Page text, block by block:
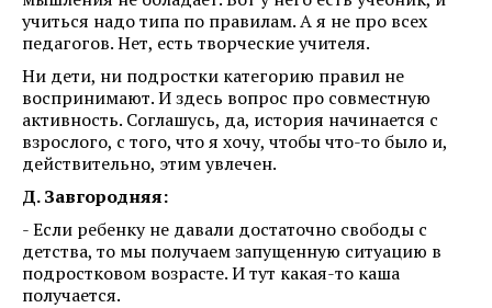
учиться надо типа по правилам. А я не про всех
педагогов. Нет, есть творческие учителя.
Ни дети, ни подростки категорию правил не
воспринимают. И здесь вопрос про совместную
активность. Соглашусь, да, история начинается с
взрослого, с того, что я хочу, чтобы что-то было и,
действительно, этим увлечен.
Д. Завгородняя:
- Если ребенку не давали достаточно свободы с
детства, то мы получаем запущенную ситуацию в
подростковом возрасте. И тут какая-то каша
получается.